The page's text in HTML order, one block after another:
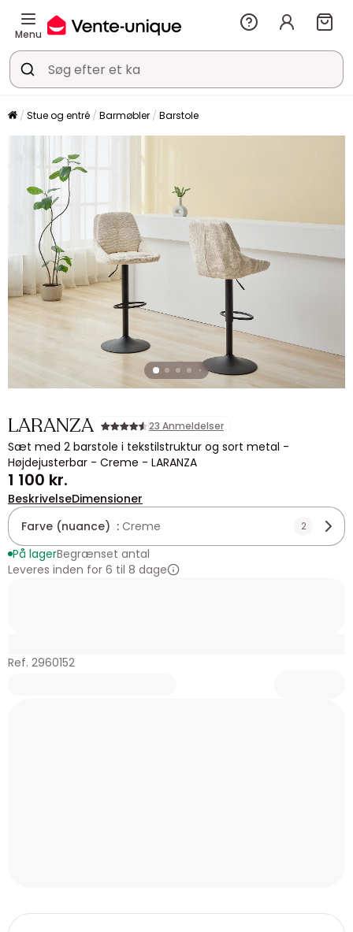
Menu
Stue og entré Barmøbler Barstole
LARANZA 23 Anmeldelser
Sæt med 2 barstole i tekstilstruktur og sort metal -
Højdejusterbar - Creme - LARANZA
1 100 kr.
BeskrivelseDimensioner
Farve (nuance) : Creme 2
På lagerBegrænset antal
Leveres inden for 6 til 8 dage
Ref. 2960152